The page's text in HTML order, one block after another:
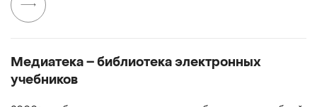
Медиатека – библиотека электронных
учебников